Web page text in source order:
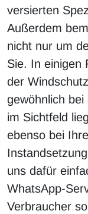
versierten
Außerdem
nicht nur um
Sie. In einigen
der
gewöhnlich
im Sichtfeld
ebenso bei
uns dafür
WhatsApp-
Verbraucher